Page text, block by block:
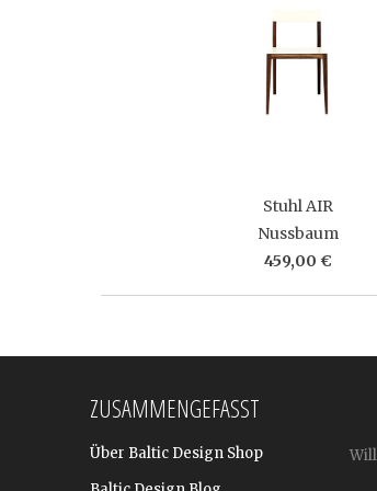
Stuhl AIR
Nussbaum
459,00 €
ZUSAMMENGEFASST
Über Baltic Design Shop